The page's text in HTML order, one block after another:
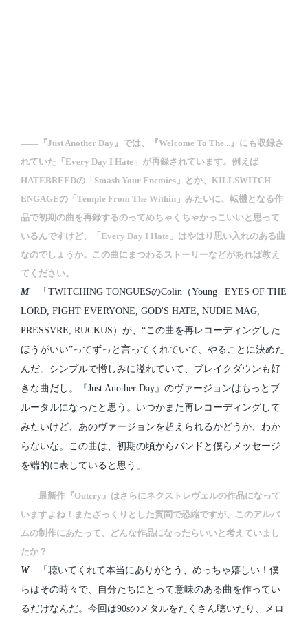
――『Just Another Day』では、『Welcome To The​...』にも収録さ
れていた「Every Day I Hate」が再録されています。例えば
HATEBREEDの「Smash Your Enemies」とか、KILLSWITCH
ENGAGEの「Temple From The Within」みたいに、転機となる作
品で初期の曲を再録するのってめちゃくちゃかっこいいと思って
いるんですけど、「Every Day I Hate」はやはり思い入れのある曲
なのでしょうか。この曲にまつわるストーリーなどがあれば教え
てください。
M「TWITCHING TONGUESのColin（Young | EYES OF THE
LORD, FIGHT EVERYONE, GOD'S HATE, NUDIE MAG,
PRESSVRE, RUCKUS）が、“この曲を再レコーディングした
ほうがいい”ってずっと言ってくれていて、やることに決めた
んだ。シンプルで憎しみに溢れていて、ブレイクダウンも好
きな曲だし。『Just Another Day』のヴァージョンはもっとブ
ルータルになったと思う。いつかまた再レコーディングして
みたいけど、あのヴァージョンを超えられるかどうか、わか
らないな。この曲は、初期の頃からバンドと僕らメッセージ
を端的に表していると思う」
――最新作『Outcry』はさらにネクストレヴェルの作品になって
いますよね！またざっくりとした質問で恐縮ですが、このアルバ
ムの制作にあたって、どんな作品になったらいいと考えていまし
たか？
W「聴いてくれて本当にありがとう、めっちゃ嬉しい！僕
らはその時々で、自分たちにとって意味のある曲を作ってい
るだけなんだ。今回は90sのメタルをたくさん聴いたり、メロ